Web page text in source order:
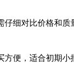
细对比价格和质
便，适合初期